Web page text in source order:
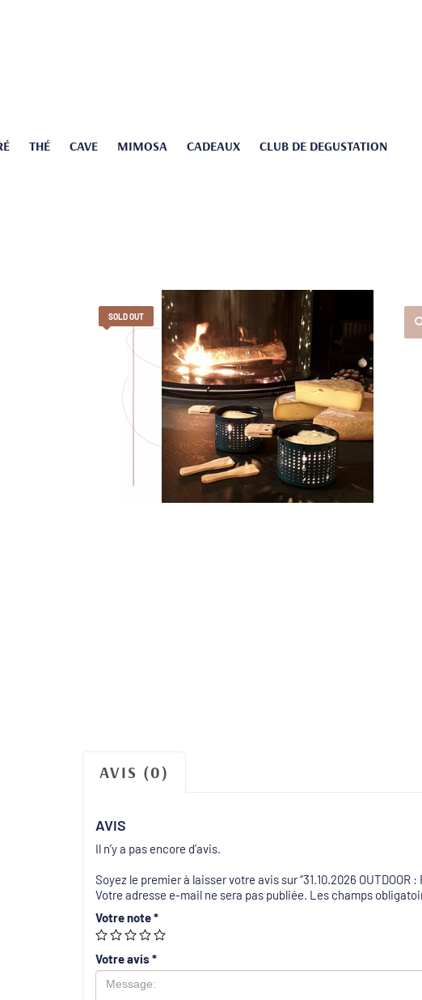
THÉ CAVE MIMOSA CADEAUX CLUB DE DEGUSTATION
SOLD OUT
AVIS (0)
AVIS
Il n’y a pas encore d’avis.
Soyez le premier à laisser votre avis sur “31.10.2026 OUTDOOR
Votre adresse e-mail ne sera pas publiée. Les champs
Votre note*
Votre avis *